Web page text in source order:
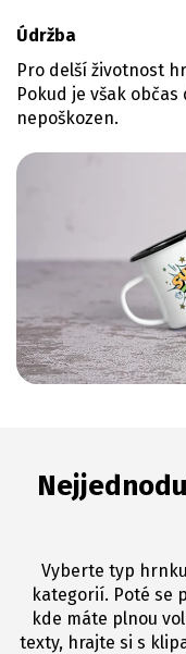
Údržba
Pro delší životnost
Pokud je však
nepoškozen.
Vyberte typ
kategorií. Poté se
kde máte plnou
texty, hrajte si s